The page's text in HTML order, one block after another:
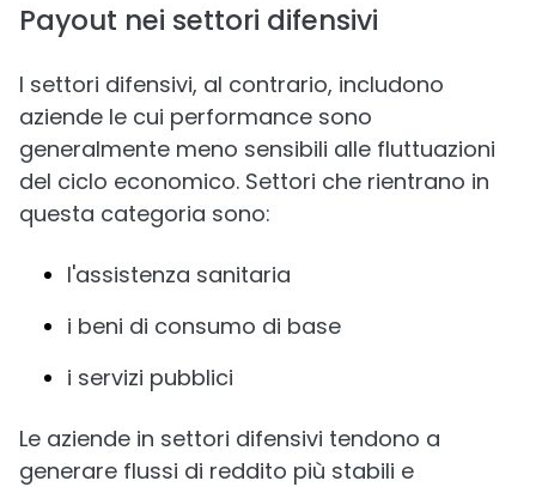
Payout nei settori difensivi
I settori difensivi, al contrario, includono
aziende le cui performance sono
generalmente meno sensibili alle fluttuazioni
del ciclo economico. Settori che rientrano in
questa categoria sono:
l'assistenza sanitaria
i beni di consumo di base
i servizi pubblici
Le aziende in settori difensivi tendono a
generare flussi di reddito più stabili e